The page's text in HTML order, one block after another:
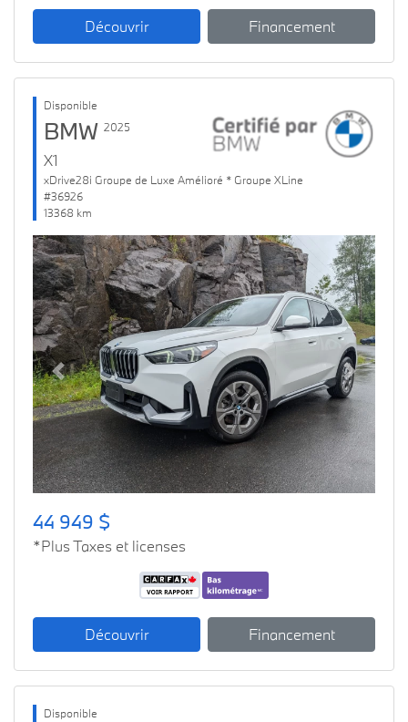
Découvrir Financement
Disponible
BMW 2025
X1
xDrive28i Groupe de Luxe Amélioré * Groupe XLine
#36926
13368 km
Previous Next
44 949 $
*Plus Taxes et licenses
Découvrir Financement
Disponible